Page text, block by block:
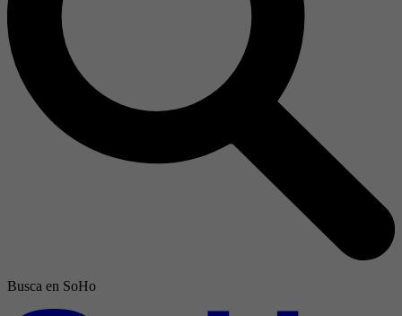
Busca en SoHo